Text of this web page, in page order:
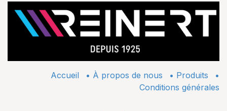
Accueil • À propos de nous • ​Produits
•
Conditions générales